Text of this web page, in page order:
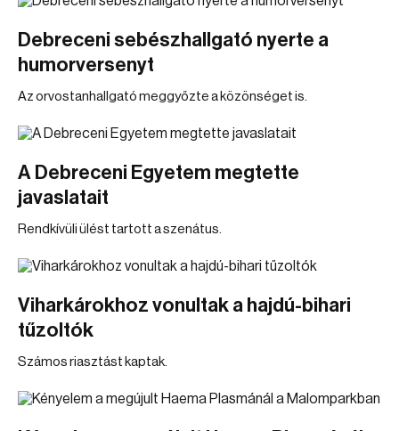
Debreceni sebészhallgató nyerte a
humorversenyt
Az orvostanhallgató meggyőzte a közönséget is.
A Debreceni Egyetem megtette
javaslatait
Rendkívüli ülést tartott a szenátus.
Viharkárokhoz vonultak a hajdú-bihari
tűzoltók
Számos riasztást kaptak.